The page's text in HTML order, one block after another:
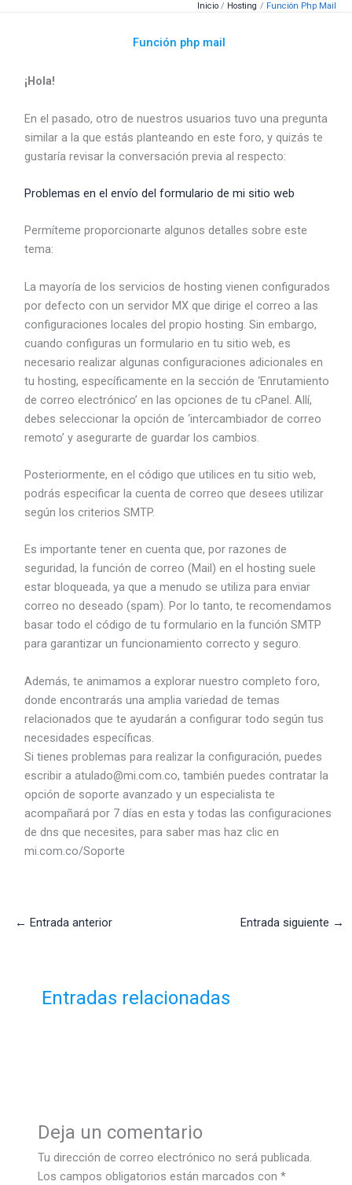
Inicio Hosting Función Php Mail
Función php mail
¡Hola!
En el pasado, otro de nuestros usuarios tuvo una pregunta
similar a la que estás planteando en este foro, y quizás te
gustaría revisar la conversación previa al respecto:
Problemas en el envío del formulario de mi sitio web
Permíteme proporcionarte algunos detalles sobre este
tema:
La mayoría de los servicios de hosting vienen configurados
por defecto con un servidor MX que dirige el correo a las
configuraciones locales del propio hosting. Sin embargo,
cuando configuras un formulario en tu sitio web, es
necesario realizar algunas configuraciones adicionales en
tu hosting, específicamente en la sección de ‘Enrutamiento
de correo electrónico’ en las opciones de tu cPanel. Allí,
debes seleccionar la opción de ‘intercambiador de correo
remoto’ y asegurarte de guardar los cambios.
Posteriormente, en el código que utilices en tu sitio web,
podrás especificar la cuenta de correo que desees utilizar
según los criterios SMTP.
Es importante tener en cuenta que, por razones de
seguridad, la función de correo (Mail) en el hosting suele
estar bloqueada, ya que a menudo se utiliza para enviar
correo no deseado (spam). Por lo tanto, te recomendamos
basar todo el código de tu formulario en la función SMTP
para garantizar un funcionamiento correcto y seguro.
Además, te animamos a explorar nuestro completo foro,
donde encontrarás una amplia variedad de temas
relacionados que te ayudarán a configurar todo según tus
necesidades específicas.
Si tienes problemas para realizar la configuración, puedes
escribir aatulado@mi.com.co, también puedes contratar la
opción de soporte avanzado y un especialista te
acompañará por 7 días en esta y todas las configuraciones
de dns que necesites, para saber mas haz clic en
mi.com.co/Soporte
← Entrada anterior Entrada siguiente →
Entradas relacionadas
Deja un comentario
Tu dirección de correo electrónico no será publicada.
Los campos obligatorios están marcados con *